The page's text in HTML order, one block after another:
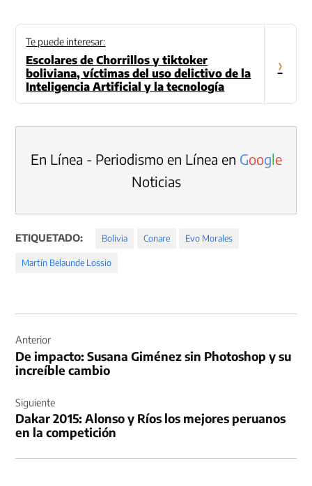
Te puede interesar:
Escolares de Chorrillos y tiktoker
boliviana, víctimas del uso delictivo de la
Inteligencia Artificial y la tecnología
›
En Línea - Periodismo en Línea en Google
Noticias
ETIQUETADO: Bolivia Conare Evo Morales
Martín Belaunde Lossio
de
entradas
Anterior
De impacto: Susana Giménez sin Photoshop y su
increíble cambio
Siguiente
Dakar 2015: Alonso y Ríos los mejores peruanos
en la competición